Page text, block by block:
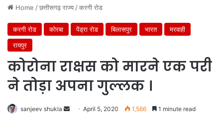
Home /छत्तीसगढ़ राज्य/करगी रोड
करगी रोड कोरबा पेंड्रा रोड बिलासपुर भारत
मरवाही
रायपुर
कोरोना राक्षस को मारने एक परी
ने तोड़ा अपना गुल्लक ।
sanjeev shukla
SendApril 5, 2020 1,566 1 minute read